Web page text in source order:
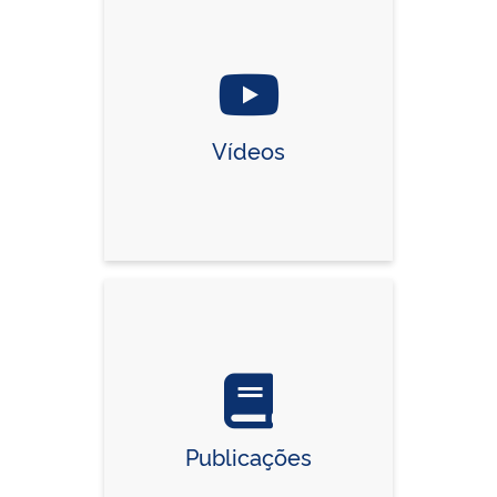
Vídeos
Publicações